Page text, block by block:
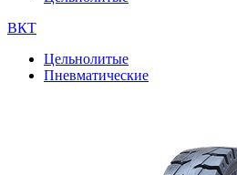
ВКТ
Цельнолитые
Пневматические